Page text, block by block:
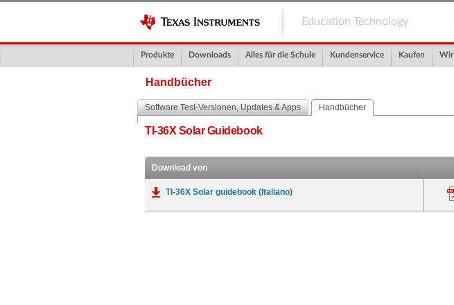
Education Technology
Produkte Downloads Alles für die Schule Kundenservice Kaufen Wir
Handbücher
Software Test-Versionen, Updates & Apps Handbücher
TI-36X Solar Guidebook
Download von
TI-36X Solar guidebook (Italiano)